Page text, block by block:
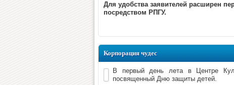
Для удобства заявителей расширен
посредством РПГУ.
Корпорация чудес
В первый день лета в Центре
посвященный Дню защиты детей.